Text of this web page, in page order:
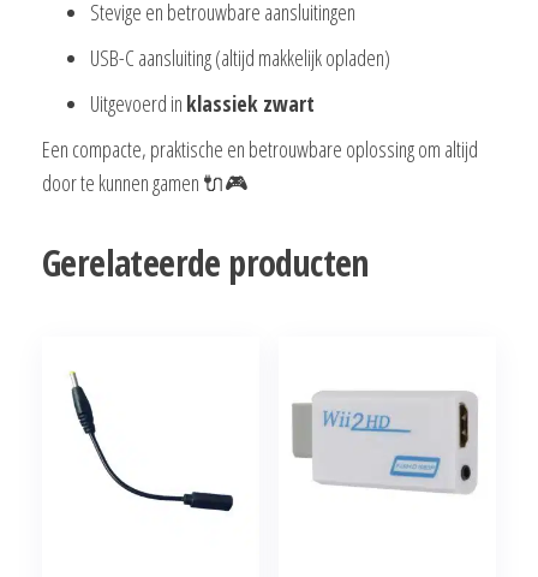
Stevige en betrouwbare aansluitingen
USB-C aansluiting (altijd makkelijk opladen)
Uitgevoerd in klassiek zwart
Een compacte, praktische en betrouwbare oplossing om altijd
door te kunnen gamen 🔌🎮
Gerelateerde producten